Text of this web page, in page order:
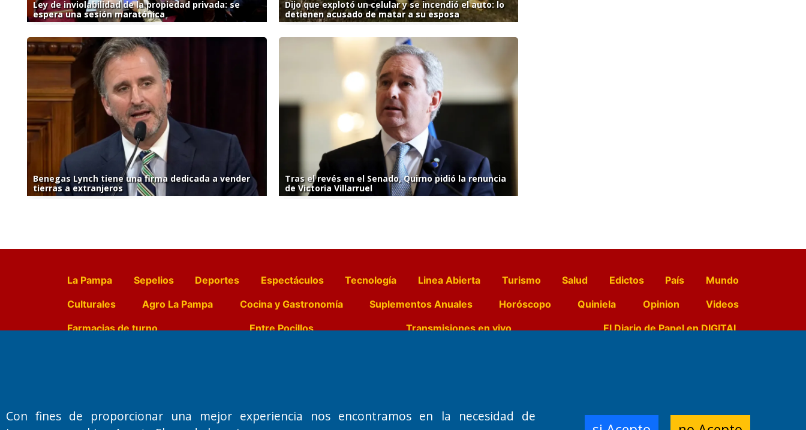
Ley de inviolabilidad de la propiedad privada: se
espera una sesión maratónica
Dijo que explotó un celular y se incendió el auto: lo
detienen acusado de matar a su esposa
Benegas Lynch tiene una firma dedicada a vender
tierras a extranjeros
Tras el revés en el Senado, Quirno pidió la renuncia
de Victoria Villarruel
La Pampa Sepelios Deportes Espectáculos Tecnología Linea Abierta Turismo Salud Edictos País
Mundo
Culturales
Agro La Pampa Cocina y Gastronomía Suplementos Anuales Horóscopo Quiniela Opinion
Videos
Farmacias de turno
Entre Pocillos Transmisiones en vivo El Diario de Papel en DIGITAL
Primera edición: Domingo 3 de Mayo de 1992
Miembro de ADIRA,ADEPA y CPPAL
Santa Rosa, La Pampa.
Número de Registro DNDA:
Dr. Jorge Ricardo Nemesio
Redacción, Administración,
Con fines de proporcionar una mejor experiencia nos encontramos en la necesidad de